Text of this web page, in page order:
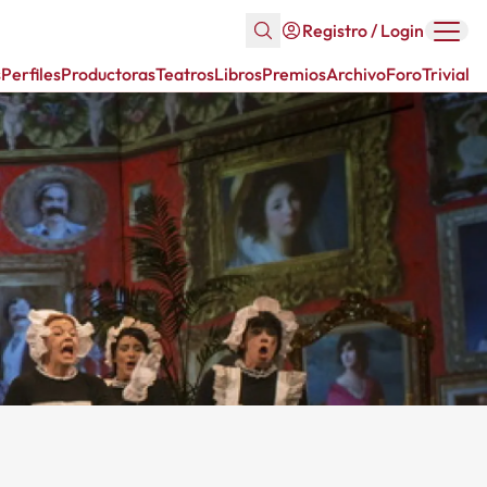
Registro / Login
PerfilesProductorasTeatrosLibrosPremiosArchivoForoTrivial